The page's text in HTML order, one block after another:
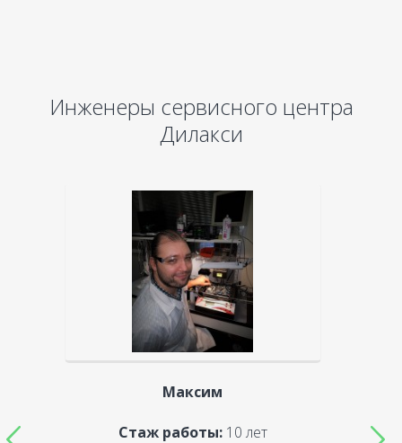
Инженеры сервисного центра
Дилакси
Максим
Стаж работы:10 лет